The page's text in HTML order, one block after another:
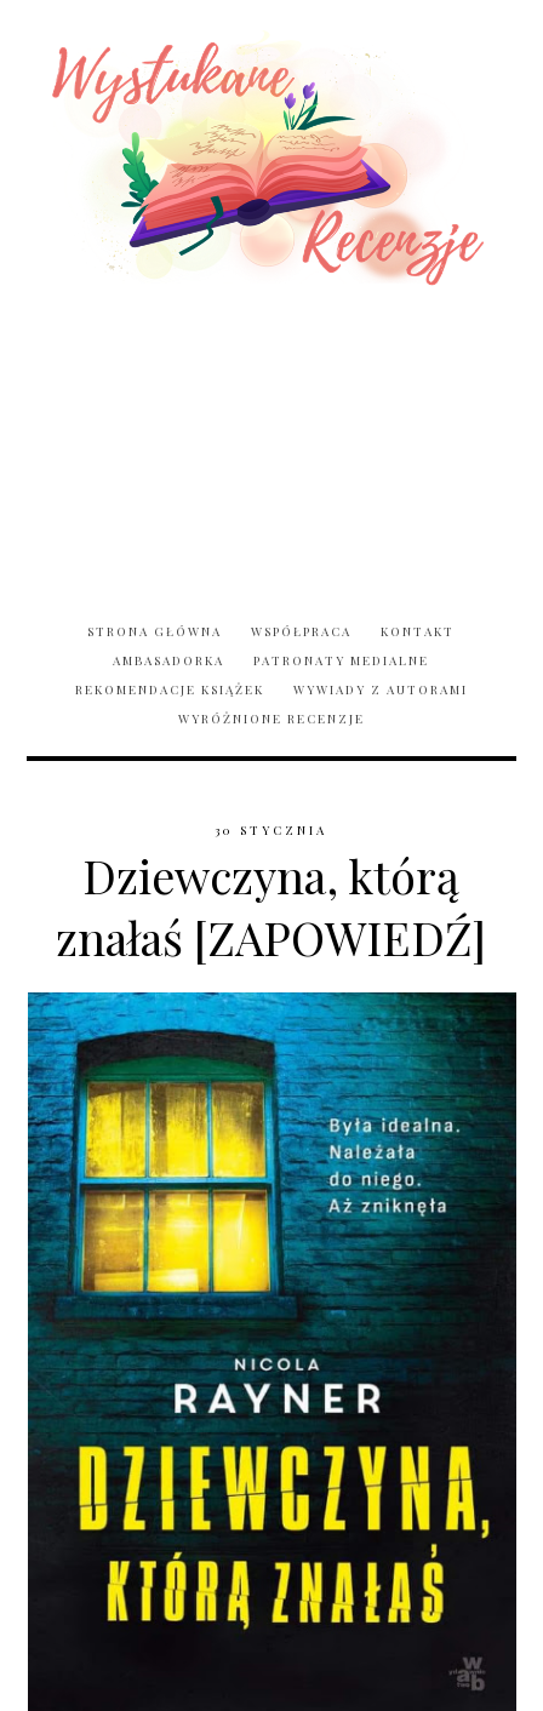
STRONA GŁÓWNA WSPÓŁPRACA
KONTAKT
AMBASADORKA
PATRONATY MEDIALNE
REKOMENDACJE KSIĄŻEK
WYWIADY Z AUTORAMI
WYRÓŻNIONE RECENZJE
30 STYCZNIA
Dziewczyna, którą
znałaś [ZAPOWIEDŹ]